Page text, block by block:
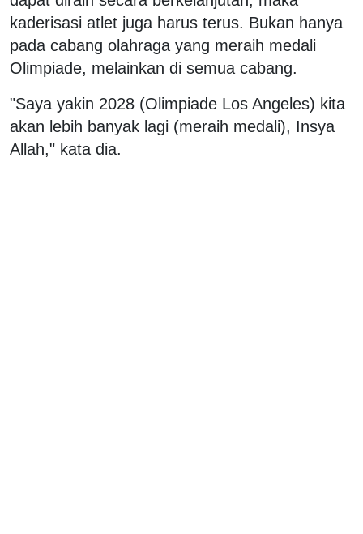
kaderisasi atlet juga harus terus. Bukan hanya
pada cabang olahraga yang meraih medali
Olimpiade, melainkan di semua cabang.
"Saya yakin 2028 (Olimpiade Los Angeles) kita
akan lebih banyak lagi (meraih medali), Insya
Allah," kata dia.